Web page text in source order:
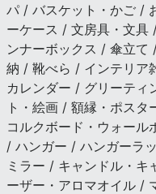
パ / バスケット・かご /
ーケース / 文房具・文具
ンナーボックス / 傘立て
納 / 靴べら / インテリア
カレンダー / グリーティ
ト・絵画 / 額縁・ポス
コルクボード・ウォー
/ ハンガー / ハンガーラ
ミラー / キャンドル・キ
ーザー・アロマオイル /